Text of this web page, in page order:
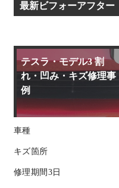
最新ビフォーアフター
テスラ・モデル3 割
れ・凹み・キズ修理事
例
車種
キズ箇所
修理期間 3日